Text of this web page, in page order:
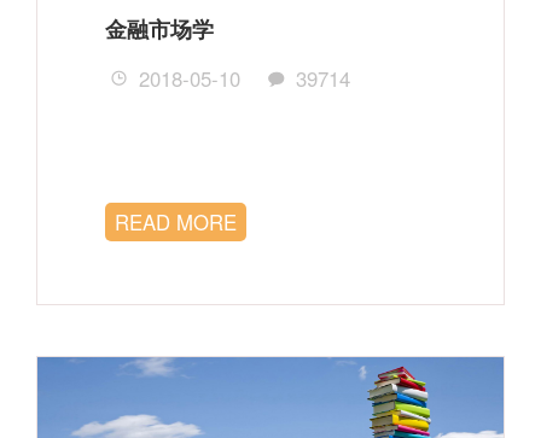
金融市场学
2018-05-10 39714
READ MORE